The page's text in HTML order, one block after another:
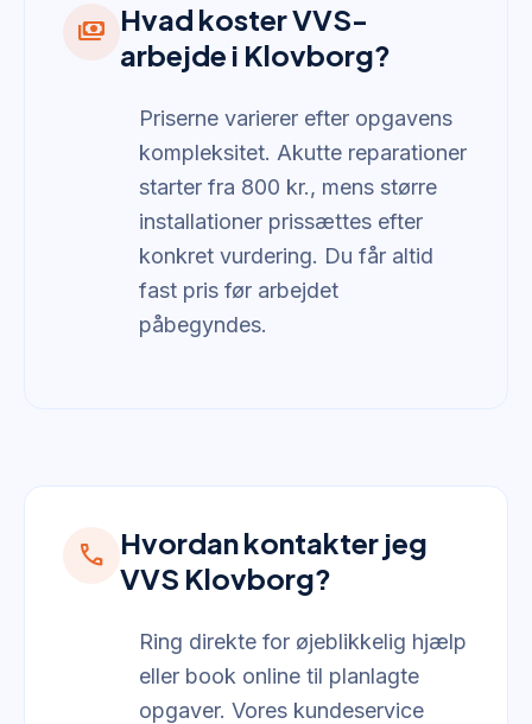
payments Hvad koster VVS-
arbejde i Klovborg?
Priserne varierer efter opgavens
kompleksitet. Akutte reparationer
starter fra 800 kr., mens større
installationer prissættes efter
konkret vurdering. Du får altid
fast pris før arbejdet
påbegyndes.
call Hvordan kontakter jeg
VVS Klovborg?
Ring direkte for øjeblikkelig hjælp
eller book online til planlagte
opgaver. Vores kundeservice